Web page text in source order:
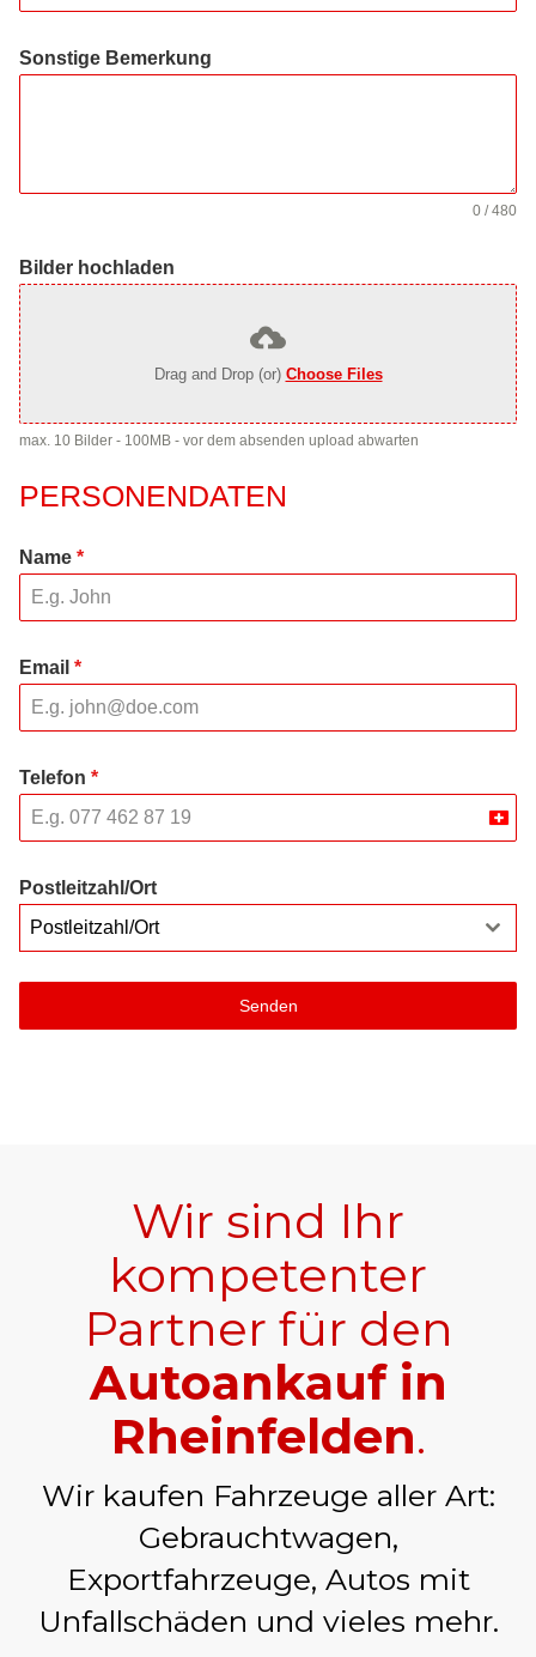
Sonstige Bemerkung
0 / 480
Bilder hochladen
Drag and Drop (or) Choose Files
max. 10 Bilder - 100MB - vor dem absenden upload abwarten
PERSONENDATEN
Name *
Email *
Telefon *
Postleitzahl/Ort
Postleitzahl/Ort
Senden
Wir sind Ihr
kompetenter
Partner für den
Autoankauf in
Rheinfelden.
Wir kaufen Fahrzeuge aller Art:
Gebrauchtwagen,
Exportfahrzeuge, Autos mit
Unfallschäden und vieles mehr.